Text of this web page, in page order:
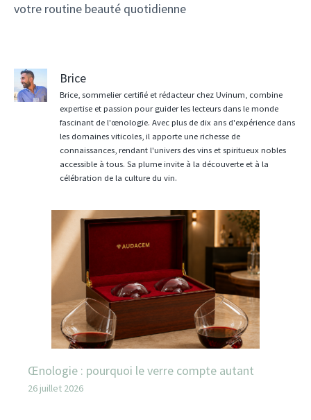
votre routine beauté quotidienne
Brice
Brice, sommelier certifié et rédacteur chez Uvinum, combine
expertise et passion pour guider les lecteurs dans le monde
fascinant de l'œnologie. Avec plus de dix ans d'expérience dans
les domaines viticoles, il apporte une richesse de
connaissances, rendant l'univers des vins et spiritueux nobles
accessible à tous. Sa plume invite à la découverte et à la
célébration de la culture du vin.
Œnologie : pourquoi le verre compte autant
26 juillet 2026